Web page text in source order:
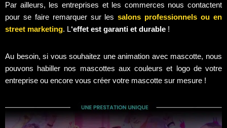
Par ailleurs, les entreprises et les commerces nous contactent
pour se faire remarquer sur lessalons professionnels ou en
street marketing. L‘effet est garanti et durable !
Au besoin, si vous souhaitez une animation avec mascotte, nous
pouvons habiller nos mascottes aux couleurs et logo de votre
entreprise ou encore vous créer votre mascotte sur mesure !